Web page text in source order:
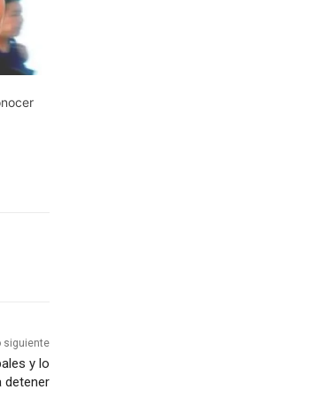
siguiente
y lo
detener